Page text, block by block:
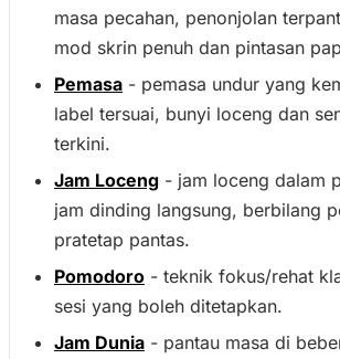
masa pecahan, penonjolan
mod skrin penuh dan pintasan
Pemasa - pemasa undur yang
label tersuai, bunyi loceng dan
terkini.
Jam Loceng - jam loceng dalam
jam dinding langsung, berbilang
pratetap pantas.
Pomodoro - teknik fokus/rehat
sesi yang boleh ditetapkan.
Jam Dunia - pantau masa di